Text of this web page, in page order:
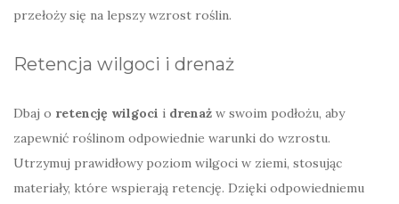
przełoży się na lepszy wzrost roślin.
Retencja wilgoci i drenaż
Dbaj o retencję wilgoci i drenaż w swoim podłożu, aby
zapewnić roślinom odpowiednie warunki do wzrostu.
Utrzymuj prawidłowy poziom wilgoci w ziemi, stosując
materiały, które wspierają retencję. Dzięki odpowiedniemu